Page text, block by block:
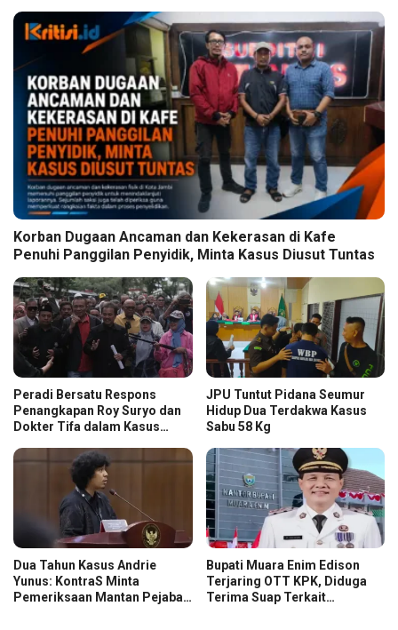
Korban Dugaan Ancaman dan Kekerasan di Kafe
Penuhi Panggilan Penyidik, Minta Kasus Diusut Tuntas
Peradi Bersatu Respons
Penangkapan Roy Suryo dan
Dokter Tifa dalam Kasus
JPU Tuntut Pidana Seumur
Hidup Dua Terdakwa Kasus
Sabu 58 Kg
Dua Tahun Kasus Andrie
Yunus: KontraS Minta
Pemeriksaan Mantan Pejabat
Bupati Muara Enim Edison
Terjaring OTT KPK, Diduga
Terima Suap Terkait